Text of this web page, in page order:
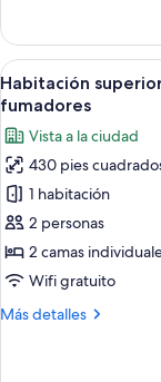
para
no
fumadores
superior
con
2
camas
para
no
fumadores
Abrir
todas
las
fotos
de
Habitación
superior
con
2
individuales,
4
Habitación
fumadores
Vista a la ciudad
430 pies
1 habitación
2 personas
2 camas
Wifi gratuito
Más detalles
Más